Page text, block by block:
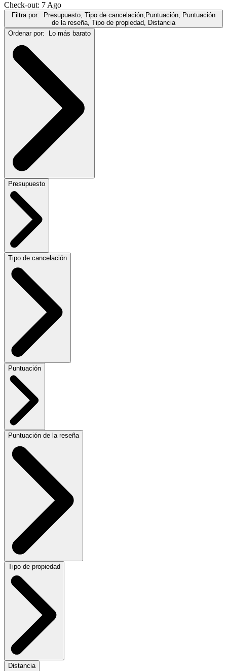
Check-out: 7 Ago
Filtra por:
Presupuesto, Tipo de cancelación,Puntuación, Puntuación
de la reseña, Tipo de propiedad, Distancia
Ordenar por:
Lo más barato
Presupuesto
Tipo de cancelación
Puntuación
Puntuación de la reseña
Tipo de propiedad
Distancia